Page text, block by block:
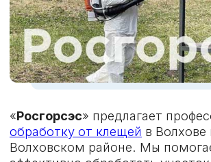
ВЫПОЛНЕНИЕ
РАБОТ
Мастер приедет в срок,
составит договор и
проведет все
ГАРАНТИЯ
После обработки —
консультация
специалиста по
профилактике и